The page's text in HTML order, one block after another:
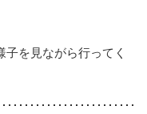
を見ながら行ってく